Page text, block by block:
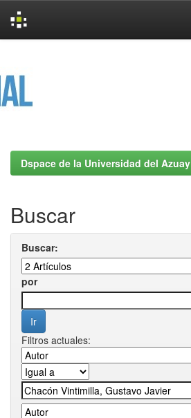
Dspace de la Universidad del Azuay
Buscar
Buscar:
por
Filtros actuales: